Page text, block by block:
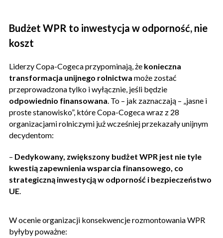
Budżet WPR to inwestycja w odporność, nie
koszt
Liderzy Copa-Cogeca przypominają, że konieczna
transformacja unijnego rolnictwa może zostać
przeprowadzona tylko i wyłącznie, jeśli będzie
odpowiednio finansowana. To – jak zaznaczają – „jasne i
proste stanowisko”, które Copa-Cogeca wraz z 28
organizacjami rolniczymi już wcześniej przekazały unijnym
decydentom:
– Dedykowany, zwiększony budżet WPR jest nie tyle
kwestią zapewnienia wsparcia finansowego, co
strategiczną inwestycją w odporność i bezpieczeństwo
UE.
W ocenie organizacji konsekwencje rozmontowania WPR
byłyby poważne: